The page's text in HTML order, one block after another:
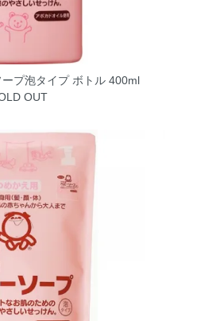
プ泡タイプ ボトル 400ml
OUT